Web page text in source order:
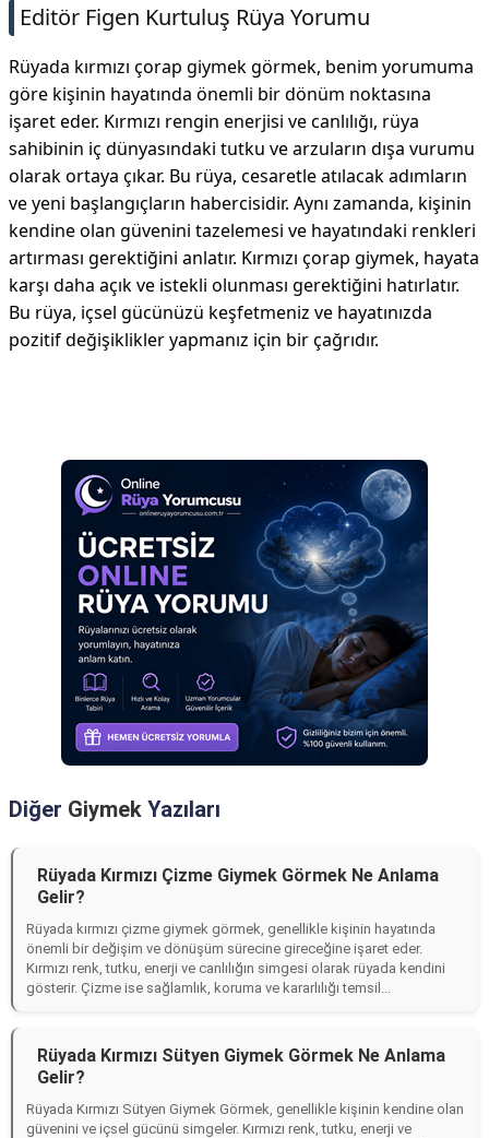
Editör Figen Kurtuluş Rüya Yorumu
Rüyada kırmızı çorap giymek görmek, benim yorumuma
göre kişinin hayatında önemli bir dönüm noktasına
işaret eder. Kırmızı rengin enerjisi ve canlılığı, rüya
sahibinin iç dünyasındaki tutku ve arzuların dışa vurumu
olarak ortaya çıkar. Bu rüya, cesaretle atılacak adımların
ve yeni başlangıçların habercisidir. Aynı zamanda, kişinin
kendine olan güvenini tazelemesi ve hayatındaki renkleri
artırması gerektiğini anlatır. Kırmızı çorap giymek, hayata
karşı daha açık ve istekli olunması gerektiğini hatırlatır.
Bu rüya, içsel gücünüzü keşfetmeniz ve hayatınızda
pozitif değişiklikler yapmanız için bir çağrıdır.
Diğer Giymek Yazıları
Rüyada Kırmızı Çizme Giymek Görmek Ne Anlama
Gelir?
Rüyada kırmızı çizme giymek görmek, genellikle kişinin hayatında
önemli bir değişim ve dönüşüm sürecine gireceğine işaret eder.
Kırmızı renk, tutku, enerji ve canlılığın simgesi olarak rüyada kendini
gösterir. Çizme ise sağlamlık, koruma ve kararlılığı temsil...
Rüyada Kırmızı Sütyen Giymek Görmek Ne Anlama
Gelir?
Rüyada Kırmızı Sütyen Giymek Görmek, genellikle kişinin kendine olan
güvenini ve içsel gücünü simgeler. Kırmızı renk, tutku, enerji ve